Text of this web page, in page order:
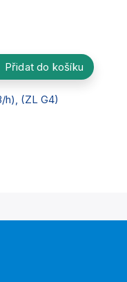
Přidat do košíku
h), (ZL G4)